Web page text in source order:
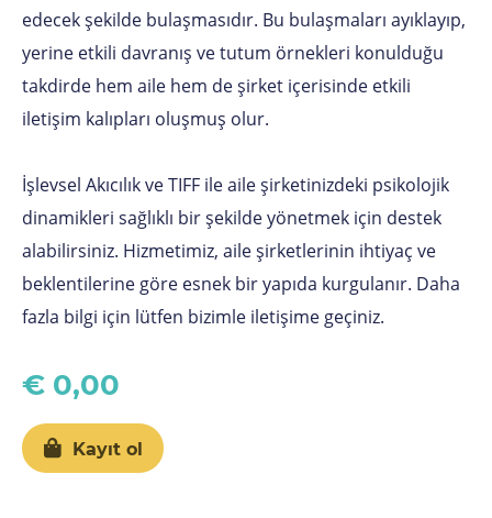
edecek şekilde bulaşmasıdır. Bu bulaşmaları ayıklayıp,
yerine etkili davranış ve tutum örnekleri konulduğu
takdirde hem aile hem de şirket içerisinde etkili
iletişim kalıpları oluşmuş olur.
İşlevsel Akıcılık ve TIFF ile aile şirketinizdeki psikolojik
dinamikleri sağlıklı bir şekilde yönetmek için destek
alabilirsiniz. Hizmetimiz, aile şirketlerinin ihtiyaç ve
beklentilerine göre esnek bir yapıda kurgulanır. Daha
fazla bilgi için lütfen bizimle iletişime geçiniz.
€ 0,00
Kayıt ol